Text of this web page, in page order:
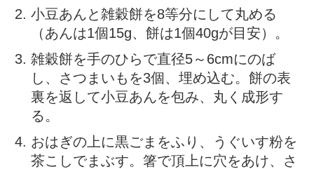
小豆あんと雑穀餅を8等分にして丸める
（あんは1個15g、餅は1個40gが目安）。
雑穀餅を手のひらで直径5～6cmにのば
し、さつまいもを3個、埋め込む。餅の表
裏を返して小豆あんを包み、丸く成形す
る。
おはぎの上に黒ごまをふり、うぐいす粉を
茶こしでまぶす。箸で頂上に穴をあけ、さ